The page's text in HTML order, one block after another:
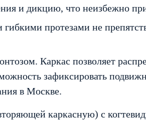
и дикцию, что неизбежно
протезами не
Каркас позволяет
зафиксировать
в Москве.
каркасную) с